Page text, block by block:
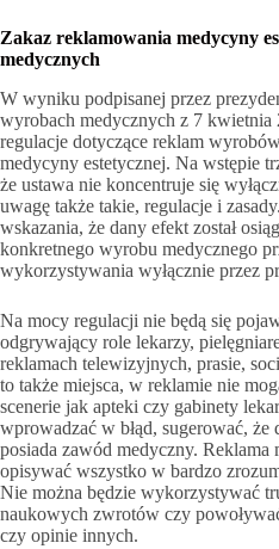
Zakaz reklamowania medycyny
medycznych
W wyniku podpisanej przez
wyrobach medycznych z 7 kwietnia
regulacje dotyczące reklam
medycyny estetycznej. Na wstępie
że ustawa nie koncentruje się
uwagę także takie, regulacje i
wskazania, że dany efekt został
konkretnego wyrobu medycznego
wykorzystywania wyłącznie przez
Na mocy regulacji nie będą się
odgrywający role lekarzy,
reklamach telewizyjnych, prasie,
to także miejsca, w reklamie nie
scenerie jak apteki czy gabinety
wprowadzać w błąd, sugerować, że
posiada zawód medyczny. Reklama
opisywać wszystko w bardzo
Nie można będzie wykorzystywać
naukowych zwrotów czy
czy opinie innych.